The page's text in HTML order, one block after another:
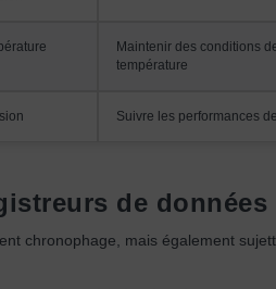
Maintenir des conditions
température
Suivre les performances
de
chronophage, mais également